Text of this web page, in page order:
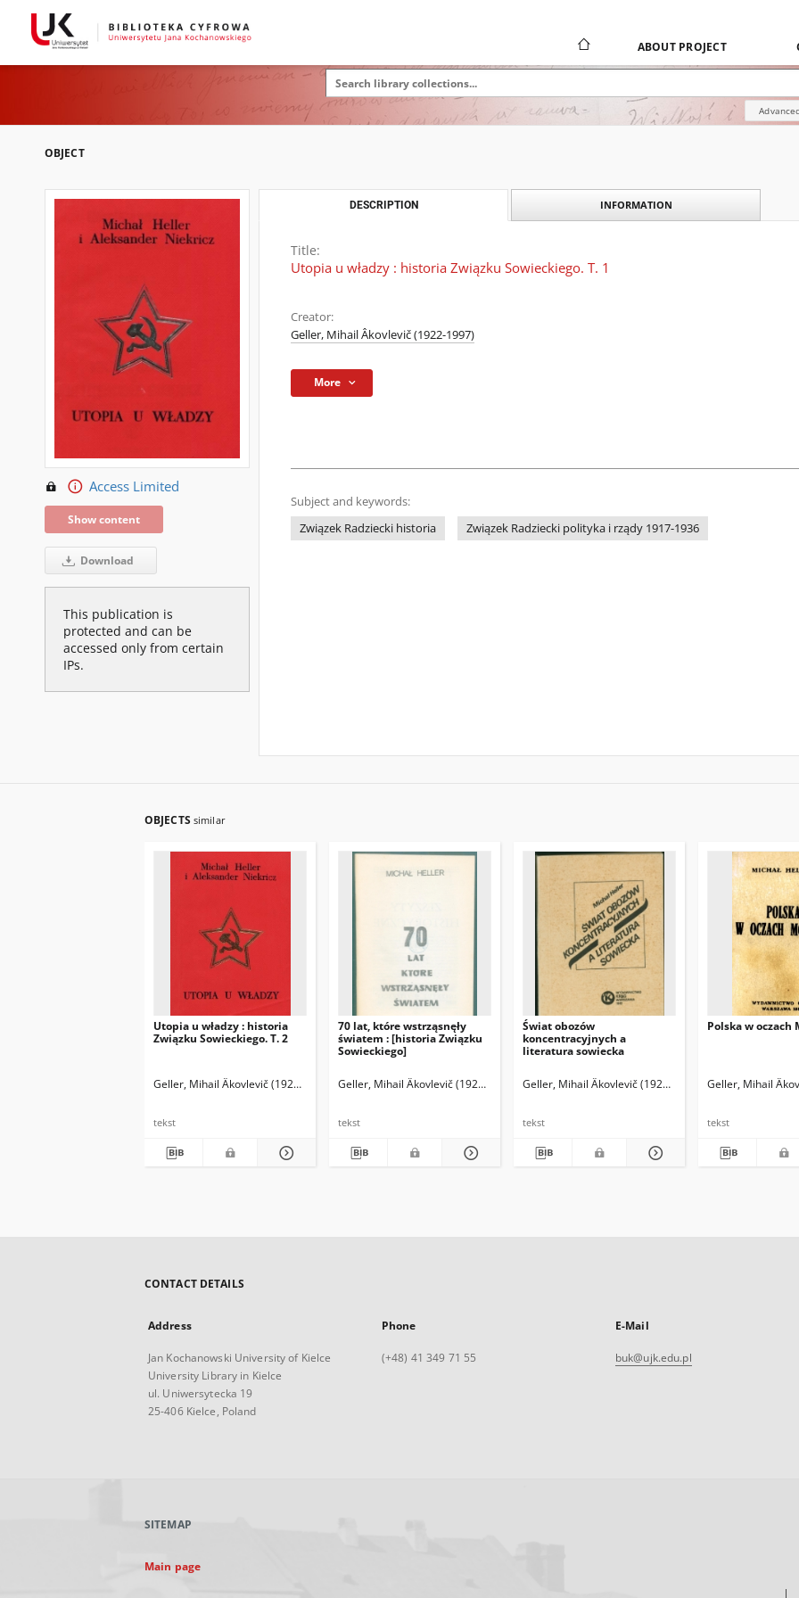
ABOUT PROJECT
OBJECT
Access Limited
Show content
Download
This publication is
protected and can be
accessed only from certain
IPs.
DESCRIPTION INFORMATION
Title:
Utopia u władzy : historia Związku Sowieckiego. T. 1
Creator:
Geller, Mihail Âkovlevič (1922-1997)
More
Subject and keywords:
Związek Radziecki historia
Związek Radziecki polityka i rządy 1917-1936
OBJECTS similar
Utopia u władzy : historia
Związku Sowieckiego. T. 2
Geller, Mihail Âkovlevič (1922-1997) Mietkowski, Andrzej (1956- ). Tł. Nekrič, Aleksandr Moiseevič (1920-1993)
tekst
70 lat, które wstrząsnęły
światem : [historia Związku
Sowieckiego]
Geller, Mihail Âkovlevič (1922-1997)
tekst
Świat obozów
koncentracyjnych a
literatura sowiecka
Geller, Mihail Âkovlevič (1922-1997) Pomianowski,
tekst
Polska w oczach
Geller, Mihail
tekst
CONTACT DETAILS
Address
Jan Kochanowski University of Kielce
University Library in Kielce
ul. Uniwersytecka 19
25-406 Kielce, Poland
Phone
(+48) 41 349 71 55
E-Mail
buk@ujk.edu.pl
SITEMAP
Main page